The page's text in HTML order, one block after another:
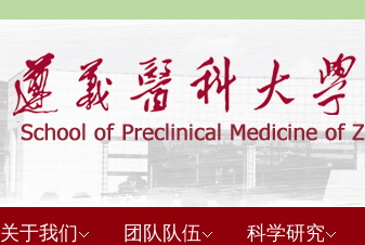
关于我们 团队队伍 科学研究